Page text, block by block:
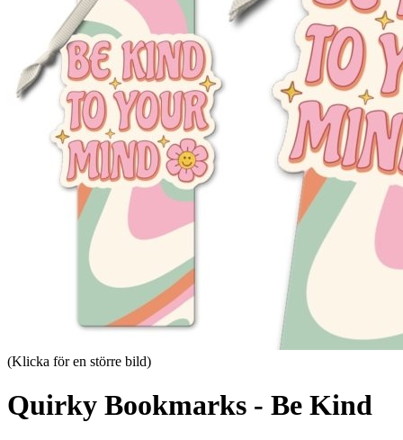
(Klicka för en större bild)
Quirky Bookmarks - Be Kind